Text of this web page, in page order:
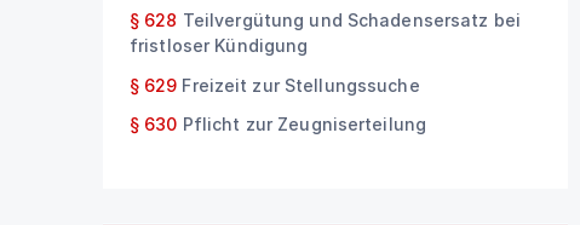
§ 628 Teilvergütung und Schadensersatz bei
fristloser Kündigung
§ 629 Freizeit zur Stellungssuche
§ 630 Pflicht zur Zeugniserteilung